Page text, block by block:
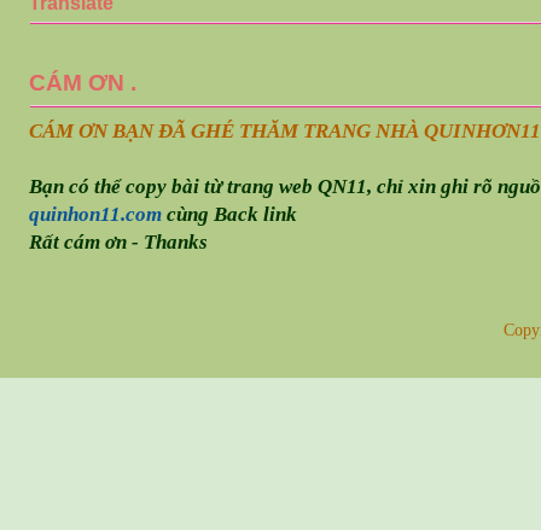
CÁM ƠN .
CÁM ƠN BẠN ĐÃ GHÉ THĂM TRANG NHÀ QUINHƠN
Bạn có thể copy bài từ trang web QN11, chỉ xin ghi rõ
quinhon11.comcùng Back link
Rất cám ơn - Thanks